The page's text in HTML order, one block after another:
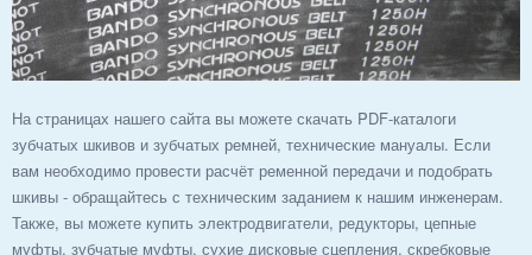
На страницах нашего сайта вы можете скачать PDF-каталоги
зубчатых шкивов и зубчатых ремней, технические мануалы. Если
вам необходимо провести расчёт ременной передачи и подобрать
шкивы - обращайтесь с техническим заданием к нашим инженерам.
Также, вы можете купить электродвигатели, редукторы, цепные
муфты, зубчатые муфты, сухие дисковые сцепления, скребковые